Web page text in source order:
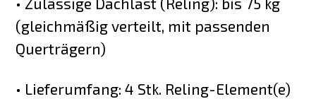
(gleichmäßig verteilt, mit passenden
Querträgern)
• Lieferumfang: 4 Stk. Reling-Element(e)